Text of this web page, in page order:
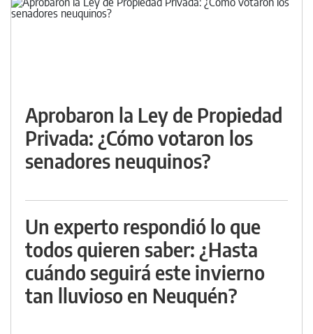
Aprobaron la Ley de Propiedad
Privada: ¿Cómo votaron los
senadores neuquinos?
Un experto respondió lo que
todos quieren saber: ¿Hasta
cuándo seguirá este invierno
tan lluvioso en Neuquén?